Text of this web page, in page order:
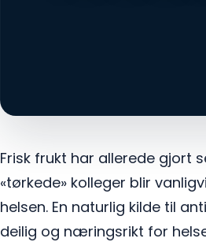
Frisk frukt har allerede gjort
«tørkede» kolleger blir
helsen. En naturlig kilde til
deilig og næringsrikt for